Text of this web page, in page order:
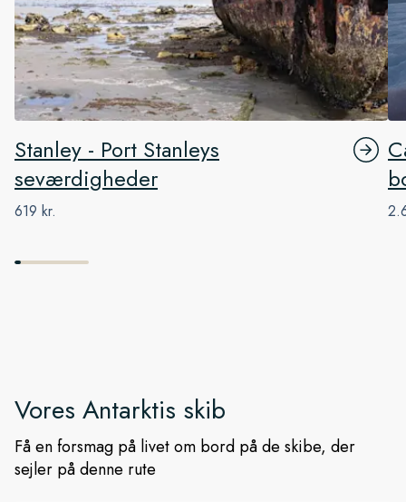
Stanley - Port Stanleys
seværdigheder
619 kr.
Vores Antarktis skib
Få en forsmag på livet om bord på de skibe, der
sejler på denne rute